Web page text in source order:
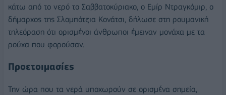
κάτω από το νερό το Σαββατοκύριακο, ο Εμίρ Ντραγκόμιρ, ο
δήμαρχος της Σλομπότζια Κονάτσι, δήλωσε στη ρουμανική
τηλεόραση ότι ορισμένοι άνθρωποι έμειναν μονάχα με τα
ρούχα που φορούσαν.
Προετοιμασίες
Την ώρα που τα νερά υποχωρούν σε ορισμένα σημεία,